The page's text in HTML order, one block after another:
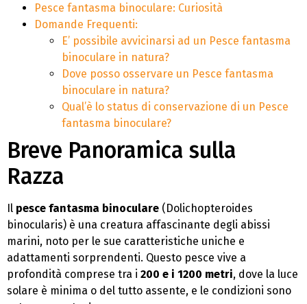
Pesce fantasma binoculare: Curiosità
Domande Frequenti:
E’ possibile avvicinarsi ad un Pesce fantasma
binoculare in natura?
Dove posso osservare un Pesce fantasma
binoculare in natura?
Qual’è lo status di conservazione di un Pesce
fantasma binoculare?
Breve Panoramica sulla
Razza
Il pesce fantasma binoculare (Dolichopteroides
binocularis) è una creatura affascinante degli abissi
marini, noto per le sue caratteristiche uniche e
adattamenti sorprendenti. Questo pesce vive a
profondità comprese tra i 200 e i 1200 metri, dove la luce
solare è minima o del tutto assente, e le condizioni sono